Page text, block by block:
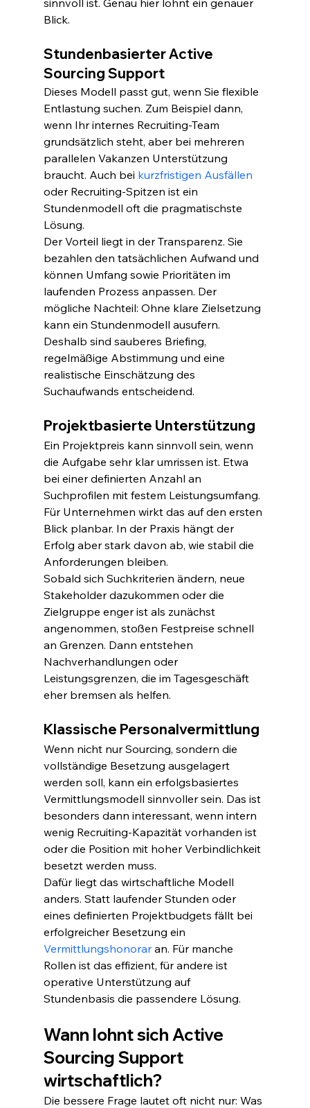
sinnvoll ist. Genau hier lohnt ein genauer
Blick.
Stundenbasierter Active
Sourcing Support
Dieses Modell passt gut, wenn Sie flexible
Entlastung suchen. Zum Beispiel dann,
wenn Ihr internes Recruiting-Team
grundsätzlich steht, aber bei mehreren
parallelen Vakanzen Unterstützung
braucht. Auch bei kurzfristigen Ausfällen
oder Recruiting-Spitzen ist ein
Stundenmodell oft die pragmatischste
Lösung.
Der Vorteil liegt in der Transparenz. Sie
bezahlen den tatsächlichen Aufwand und
können Umfang sowie Prioritäten im
laufenden Prozess anpassen. Der
mögliche Nachteil: Ohne klare Zielsetzung
kann ein Stundenmodell ausufern.
Deshalb sind sauberes Briefing,
regelmäßige Abstimmung und eine
realistische Einschätzung des
Suchaufwands entscheidend.
Projektbasierte Unterstützung
Ein Projektpreis kann sinnvoll sein, wenn
die Aufgabe sehr klar umrissen ist. Etwa
bei einer definierten Anzahl an
Suchprofilen mit festem Leistungsumfang.
Für Unternehmen wirkt das auf den ersten
Blick planbar. In der Praxis hängt der
Erfolg aber stark davon ab, wie stabil die
Anforderungen bleiben.
Sobald sich Suchkriterien ändern, neue
Stakeholder dazukommen oder die
Zielgruppe enger ist als zunächst
angenommen, stoßen Festpreise schnell
an Grenzen. Dann entstehen
Nachverhandlungen oder
Leistungsgrenzen, die im Tagesgeschäft
eher bremsen als helfen.
Klassische Personalvermittlung
Wenn nicht nur Sourcing, sondern die
vollständige Besetzung ausgelagert
werden soll, kann ein erfolgsbasiertes
Vermittlungsmodell sinnvoller sein. Das ist
besonders dann interessant, wenn intern
wenig Recruiting-Kapazität vorhanden ist
oder die Position mit hoher Verbindlichkeit
besetzt werden muss.
Dafür liegt das wirtschaftliche Modell
anders. Statt laufender Stunden oder
eines definierten Projektbudgets fällt bei
erfolgreicher Besetzung ein
Vermittlungshonorar an. Für manche
Rollen ist das effizient, für andere ist
operative Unterstützung auf
Stundenbasis die passendere Lösung.
Wann lohnt sich Active
Sourcing Support
wirtschaftlich?
Die bessere Frage lautet oft nicht nur: Was